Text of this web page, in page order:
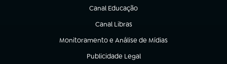
Canal Educação
(abre em nova aba)
Canal Libras
(abre em nova aba)
Monitoramento e Análise de Mídias
(abre em nova aba)
Publicidade Legal
(abre em nova aba)